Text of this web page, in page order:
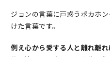
ジョンの言葉に戸惑うポカホ
けた言葉です。
例え心から愛する人と離れ離